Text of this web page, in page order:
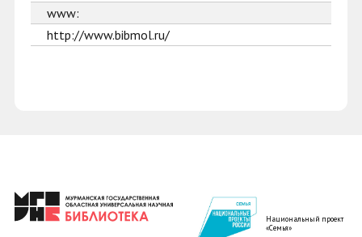
www:
http://www.bibmol.ru/
Национальный проект
«Семья»